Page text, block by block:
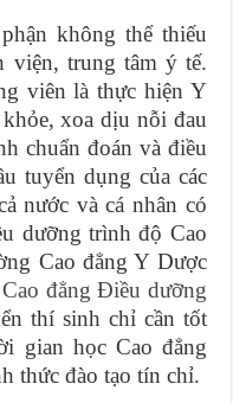
không thể thiếu
viện, trung tâm ý tế.
viên là thực hiện Y
xoa dịu nỗi đau
chuẩn đoán và điều
tuyển dụng của các
nước và cá nhân có
dưỡng trình độ Cao
Cao đẳng Y Dược
Cao đẳng Điều dưỡng
thí sinh chỉ cần tốt
gian học Cao đẳng
thức đào tạo tín chỉ.